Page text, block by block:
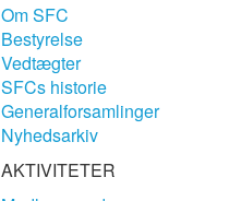
Om SFC
Bestyrelse
Vedtægter
SFCs historie
Generalforsamlinger
Nyhedsarkiv
AKTIVITETER